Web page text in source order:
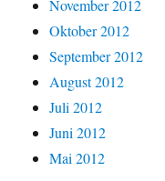
November 2012
Oktober 2012
September 2012
August 2012
Juli 2012
Juni 2012
Mai 2012